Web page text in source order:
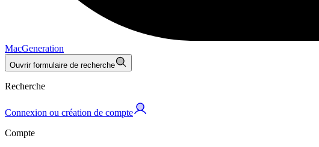
MacGeneration
Ouvrir formulaire de recherche
Recherche
Connexion ou création de compte
Compte